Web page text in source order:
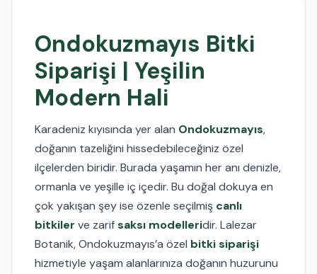
Ondokuzmayıs Bitki
Siparişi | Yeşilin
Modern Hali
Karadeniz kıyısında yer alan Ondokuzmayıs,
doğanın tazeliğini hissedebileceğiniz özel
ilçelerden biridir. Burada yaşamın her anı denizle,
ormanla ve yeşille iç içedir. Bu doğal dokuya en
çok yakışan şey ise özenle seçilmiş canlı
bitkiler ve zarifsaksı modelleridir. Lalezar
Botanik, Ondokuzmayıs’a özel bitki siparişi
hizmetiyle yaşam alanlarınıza doğanın huzurunu